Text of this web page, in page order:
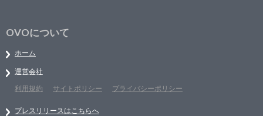
OVOについて
ホーム
運営会社
利用規約
サイトポリシー プライバシーポリシー
プレスリリースはこちらへ